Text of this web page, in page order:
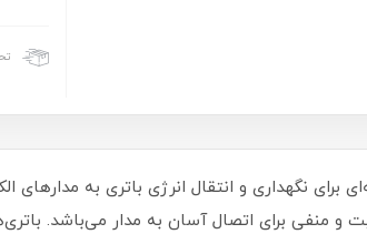
منفی برای اتصال آسان به مدار می‌باشد. باتری‌ها در این